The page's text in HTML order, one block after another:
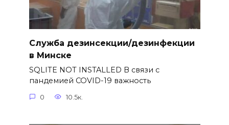
Служба дезинсекции/дезинфекции
в Минске
SQLITE NOT INSTALLED В связи с
пандемией COVID-19 важность
0 10.5к.